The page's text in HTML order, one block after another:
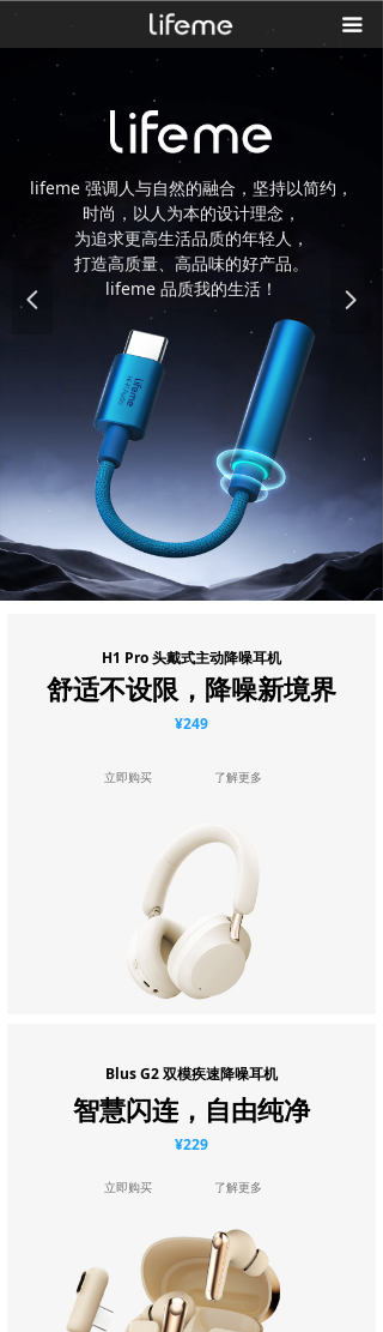
끀
lifeme 强调人与自然的融合，坚持以简约，
时尚，以人为本的设计理念，
为追求更高生活品质的年轻人，
打造高质量、高品味的好产品。
lifeme 品质我的生活！
lifeme 强调人与自然的融合，坚持以简约，
时尚，以人为本的设计理念，
为追求更高生活品质的年轻人，
打造高质量、高品味的好产品。
lifeme 品质我的生活！
넳 넲
Blus G2 双模疾速降噪耳机
智慧闪连，自由纯净
¥229
立即购买 了解更多
H1 Pro 头戴式主动降噪耳机
舒适不设限，降噪新境界
¥249
立即购买 了解更多